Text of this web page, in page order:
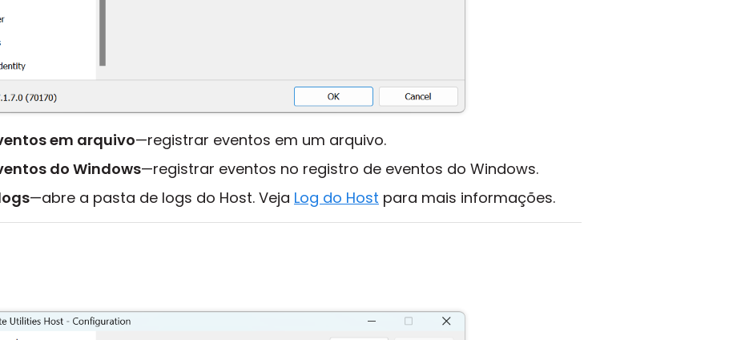
em arquivo—registrar eventos em um arquivo.
do Windows—registrar eventos no registro de eventos do Windows.
—abre a pasta de logs do Host. Veja Log do Host para mais informações.